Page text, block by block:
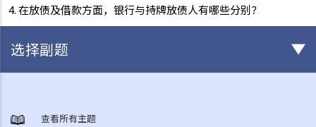
4. 在放债及借款方面，银行与持牌放债人有哪些分别？
选择副题
1. 谁需要获得放债人牌照？
查看所有主题